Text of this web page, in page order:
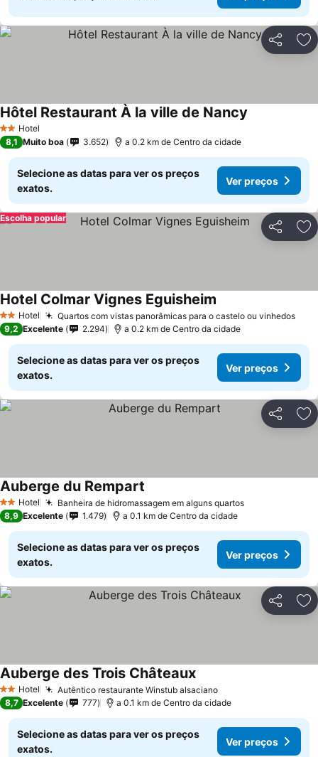
Partilhar
2 Estrelas
Hotel
Hôtel Restaurant À la ville de Nancy
8,1 Muito boa 3.652 a 0.2 km de Centro da cidade
Selecione as datas para ver os preços
exatos.
Ver preços
Partilhar
Escolha popular
2 Estrelas
Hotel Quartos com vistas panorâmicas para o castelo ou vinhedos
Hotel Colmar Vignes Eguisheim
9,2 Excelente 2.294 a 0.2 km de Centro da cidade
Selecione as datas para ver os preços
exatos.
Ver preços
Partilhar
2 Estrelas
Hotel Banheira de hidromassagem em alguns quartos
Auberge du Rempart
8,9 Excelente 1.479 a 0.1 km de Centro da cidade
Selecione as datas para ver os preços
exatos.
Ver preços
Partilhar
2 Estrelas
Hotel Autêntico restaurante Winstub alsaciano
Auberge des Trois Châteaux
8,7 Excelente 777 a 0.1 km de Centro da cidade
Selecione as datas para ver os preços
exatos.
Ver preços